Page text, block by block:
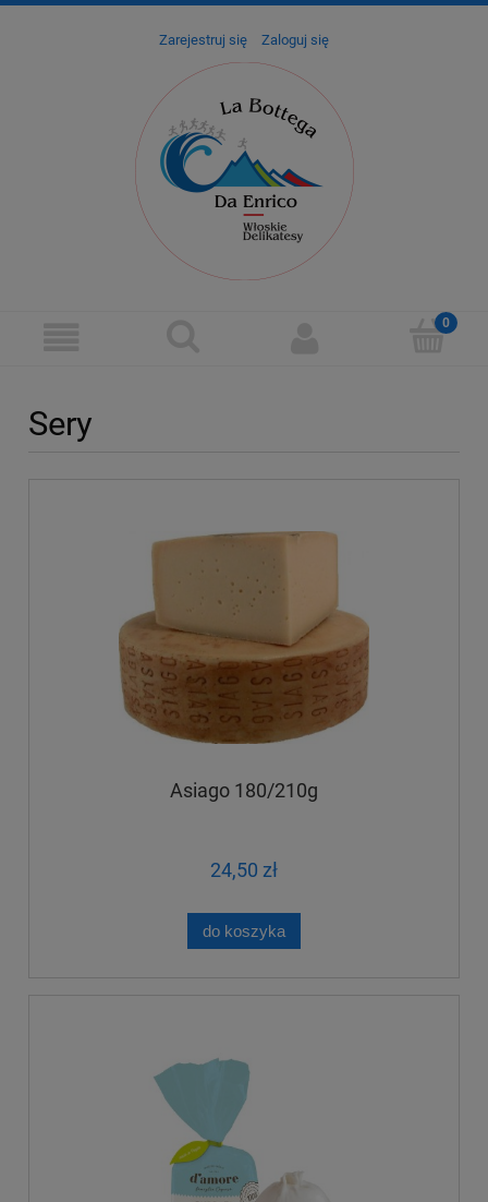
Zarejestruj się Zaloguj się
Sery
Asiago 180/210g
24,50 zł
do koszyka